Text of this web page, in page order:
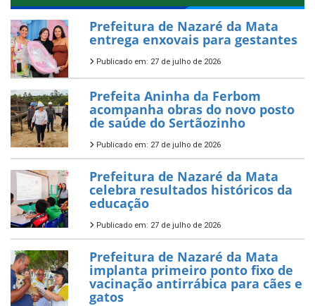
Prefeitura de Nazaré da Mata
entrega enxovais para gestantes
Publicado em: 27 de julho de 2026
Prefeita Aninha da Ferbom
acompanha obras do novo posto
de saúde do Sertãozinho
Publicado em: 27 de julho de 2026
Prefeitura de Nazaré da Mata
celebra resultados históricos da
educação
Publicado em: 27 de julho de 2026
Prefeitura de Nazaré da Mata
implanta primeiro ponto fixo de
vacinação antirrábica para cães e
gatos